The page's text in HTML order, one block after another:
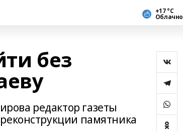
+17 °С
Облачно
без
редактор газеты
памятника